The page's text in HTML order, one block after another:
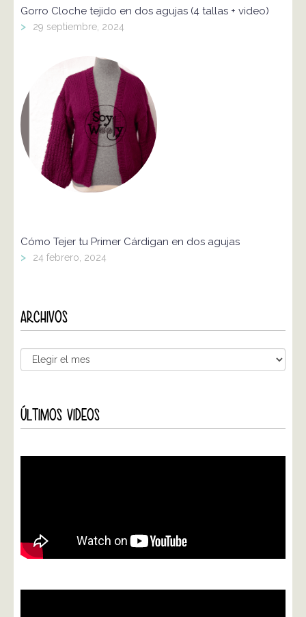
Gorro Cloche tejido en dos agujas (4 tallas + video)
> 29 septiembre, 2024
Cómo Tejer tu Primer Cárdigan en dos agujas
> 24 febrero, 2024
ARCHIVOS
ÚLTIMOS VIDEOS